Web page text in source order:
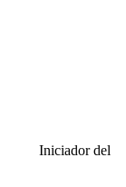
Iniciador del